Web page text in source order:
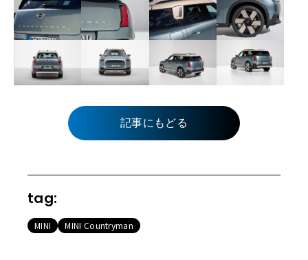
記事にもどる
tag:
MINI MINI Countryman